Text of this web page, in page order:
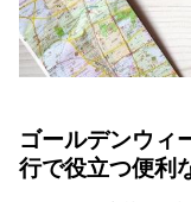
ゴールデンウィ
行で役立つ便利